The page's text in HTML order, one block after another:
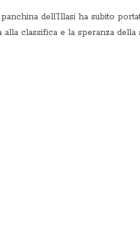
dell’Illasi ha subito
classifica e la speranza della